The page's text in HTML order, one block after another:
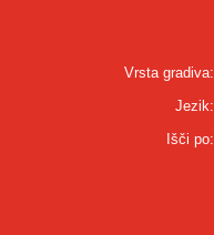
Vrsta gradiva:
Jezik:
Išči po: